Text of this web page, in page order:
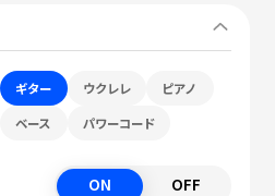
ギター ウクレレ ピアノ
ベース パワーコード
ON OFF